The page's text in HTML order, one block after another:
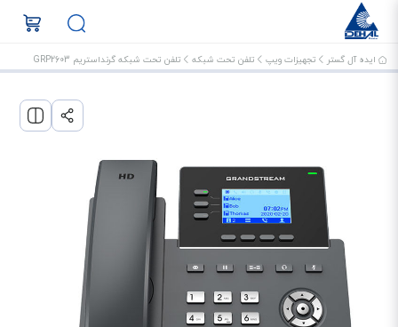
ایده آل گستر تجهیزات ویپ تلفن تحت شبکه تلفن تحت شبکه گرنداستریم GRP2603